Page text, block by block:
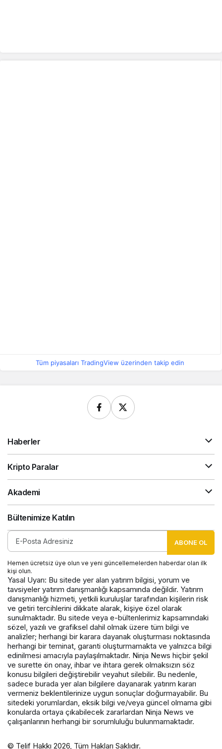
Tüm piyasaları TradingView üzerinden takip edin
Haberler
Kripto Paralar
Akademi
Bültenimize Katılın
ABONE OL
Hemen ücretsiz üye olun ve yeni güncellemelerden haberdar olan ilk
kişi olun.
Yasal Uyarı: Bu sitede yer alan yatırım bilgisi, yorum ve
tavsiyeler yatırım danışmanlığı kapsamında değildir. Yatırım
danışmanlığı hizmeti, yetkili kuruluşlar tarafından kişilerin risk
ve getiri tercihlerini dikkate alarak, kişiye özel olarak
sunulmaktadır. Bu sitede veya e-bültenlerimiz kapsamındaki
sözel, yazılı ve grafiksel dahil olmak üzere tüm bilgi ve
analizler; herhangi bir karara dayanak oluşturması noktasında
herhangi bir teminat, garanti oluşturmamakta ve yalnızca bilgi
edinilmesi amacıyla paylaşılmaktadır. Ninja News hiçbir şekil
ve surette ön onay, ihbar ve ihtara gerek olmaksızın söz
konusu bilgileri değiştirebilir veyahut silebilir. Bu nedenle,
sadece burada yer alan bilgilere dayanarak yatırım kararı
vermeniz beklentilerinize uygun sonuçlar doğurmayabilir. Bu
sitedeki yorumlardan, eksik bilgi ve/veya güncel olmama gibi
konularda ortaya çıkabilecek zararlardan Ninja News ve
çalışanlarının herhangi bir sorumluluğu bulunmamaktadır.
© Telif Hakkı 2026, Tüm Hakları Saklıdır.